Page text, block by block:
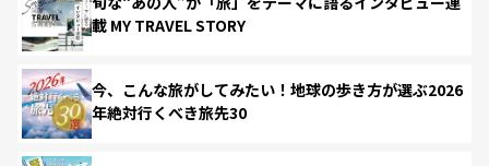
載 MY TRAVEL STORY
今、こんな旅がしてみたい！地球の歩き方が選ぶ2026
年絶対行くべき旅先30